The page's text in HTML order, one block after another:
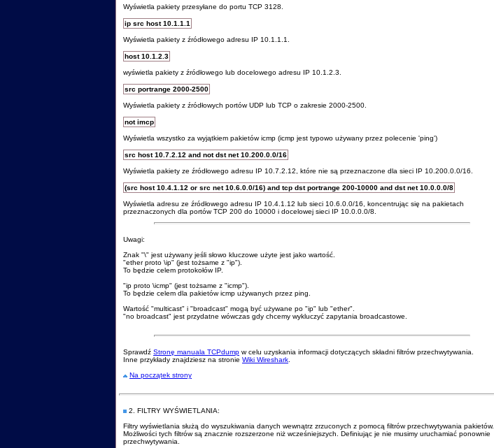
Wyświetla pakiety przesyłane do portu TCP 3128.
ip src host 10.1.1.1
Wyświetla pakiety z źródłowego adresu IP 10.1.1.1.
host 10.1.2.3
wyświetla pakiety z źródłowego lub docelowego adresu IP 10.1.2.3.
src portrange 2000-2500
Wyświetla pakiety z źródłowych portów UDP lub TCP o zakresie 2000-2500.
not imcp
Wyświetla wszystko za wyjątkiem pakietów icmp (icmp jest typowo używany przez polecenie 'ping')
src host 10.7.2.12 and not dst net 10.200.0.0/16
Wyświetla pakiety ze źródłowego adresu IP 10.7.2.12, które nie są przeznaczone dla sieci IP 10.200.0.0/16.
(src host 10.4.1.12 or src net 10.6.0.0/16) and tcp dst portrange 200-10000 and dst net 10.0.0.0/8
Wyświetla adresu ze źródłowego adresu IP 10.4.1.12 lub sieci 10.6.0.0/16, koncentrując się na pakietach
przeznaczonych dla portów TCP 200 do 10000 i docelowej sieci IP 10.0.0.0/8.
Uwagi:
Znak "\" jest używany jeśli słowo kluczowe użyte jest jako wartość.
"ether proto \ip" (jest tożsame z "ip").
To będzie celem protokołów IP.
"ip proto \icmp" (jest tożsame z "icmp").
To będzie celem dla pakietów icmp używanych przez ping.
Wartość "multicast" i "broadcast" mogą być używane po "ip" lub "ether".
"no broadcast" jest przydatne wówczas gdy chcemy wykluczyć zapytania broadcastowe.
Sprawdź Stronę manuala TCPdump w celu uzyskania informacji dotyczących składni filtrów przechwytywania.
Inne przykłady znajdziesz na stronie Wiki Wireshark
Na początek strony
2. FILTRY WYŚWIETLANIA:
Filtry wyświetlania służą do wyszukiwania danych wewnątrz zrzuconych z pomocą filtrów przechwytywania pakietów.
Możliwości tych filtrów są znacznie rozszerzone niż wcześniejszych. Definiując je nie musimy uruchamiać ponownie
przechwytywania.